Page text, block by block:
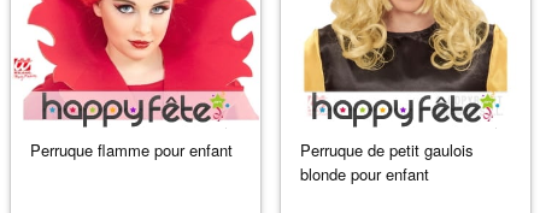
Perruque flamme pour enfant
Perruque de petit gaulois
blonde pour enfant